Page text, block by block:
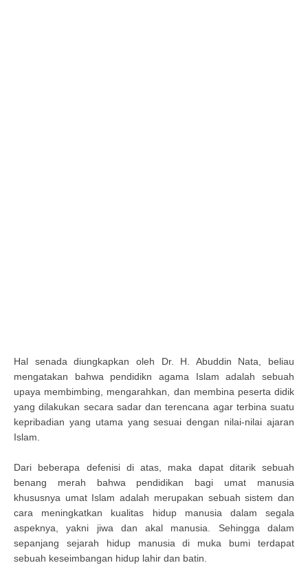
Hal senada diungkapkan oleh Dr. H. Abuddin Nata, beliau
mengatakan bahwa pendidikn agama Islam adalah sebuah
upaya membimbing, mengarahkan, dan membina peserta didik
yang dilakukan secara sadar dan terencana agar terbina suatu
kepribadian yang utama yang sesuai dengan nilai-nilai ajaran
Islam.
Dari beberapa defenisi di atas, maka dapat ditarik sebuah
benang merah bahwa pendidikan bagi umat manusia
khususnya umat Islam adalah merupakan sebuah sistem dan
cara meningkatkan kualitas hidup manusia dalam segala
aspeknya, yakni jiwa dan akal manusia. Sehingga dalam
sepanjang sejarah hidup manusia di muka bumi terdapat
sebuah keseimbangan hidup lahir dan batin.